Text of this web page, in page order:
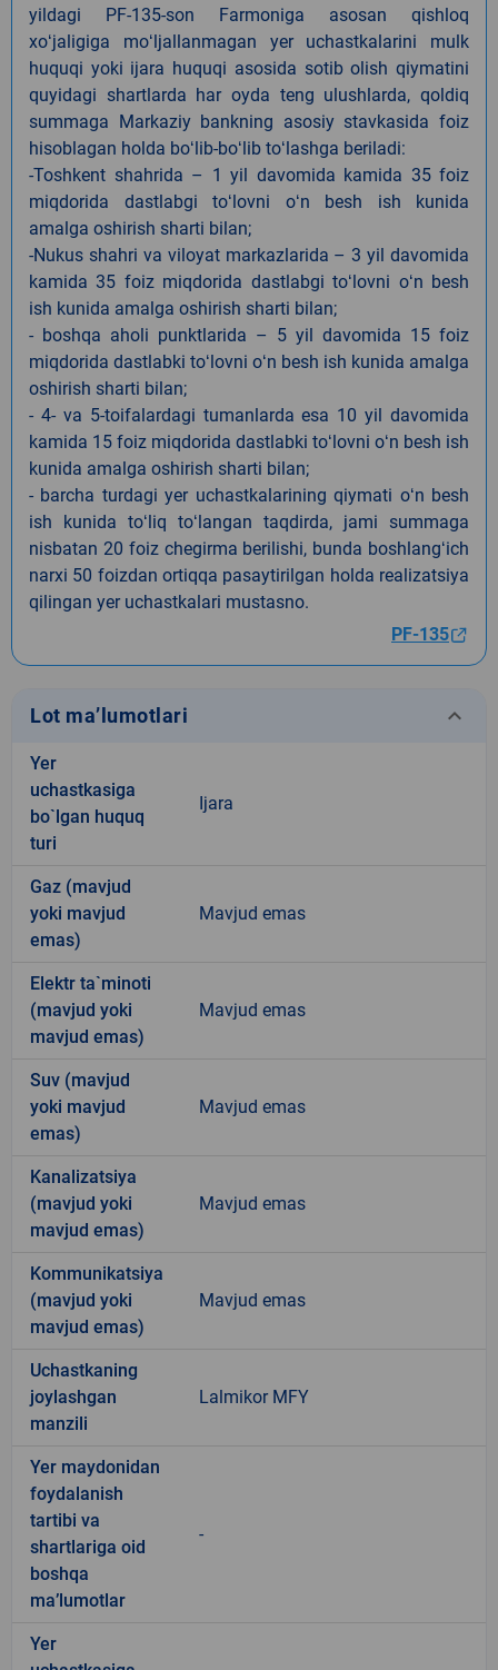
yildagi PF-135-son Farmoniga asosan qishloq
xoʻjaligiga moʻljallanmagan yer uchastkalarini mulk
huquqi yoki ijara huquqi asosida sotib olish qiymatini
quyidagi shartlarda har oyda teng ulushlarda, qoldiq
summaga Markaziy bankning asosiy stavkasida foiz
hisoblagan holda boʻlib-boʻlib toʻlashga beriladi:
-Toshkent shahrida – 1 yil davomida kamida 35 foiz
miqdorida dastlabgi toʻlovni oʻn besh ish kunida
amalga oshirish sharti bilan;
-Nukus shahri va viloyat markazlarida – 3 yil davomida
kamida 35 foiz miqdorida dastlabgi toʻlovni oʻn besh
ish kunida amalga oshirish sharti bilan;
- boshqa aholi punktlarida – 5 yil davomida 15 foiz
miqdorida dastlabki toʻlovni oʻn besh ish kunida amalga
oshirish sharti bilan;
- 4- va 5-toifalardagi tumanlarda esa 10 yil davomida
kamida 15 foiz miqdorida dastlabki toʻlovni oʻn besh ish
kunida amalga oshirish sharti bilan;
- barcha turdagi yer uchastkalarining qiymati oʻn besh
ish kunida toʻliq toʻlangan taqdirda, jami summaga
nisbatan 20 foiz chegirma berilishi, bunda boshlangʻich
narxi 50 foizdan ortiqqa pasaytirilgan holda realizatsiya
qilingan yer uchastkalari mustasno.
PF-135
Lot ma’lumotlari keyboard_arrow_down
Yer
uchastkasiga
bo`lgan huquq
turi
Ijara
Gaz (mavjud
yoki mavjud
emas)
Mavjud emas
Elektr ta`minoti
(mavjud yoki
mavjud emas)
Mavjud emas
Suv (mavjud
yoki mavjud
emas)
Mavjud emas
Kanalizatsiya
(mavjud yoki
mavjud emas)
Mavjud emas
Kommunikatsiya
(mavjud yoki
mavjud emas)
Mavjud emas
Uchastkaning
joylashgan
manzili
Lalmikor MFY
Yer maydonidan
foydalanish
tartibi va
shartlariga oid
boshqa
ma’lumotlar
-
Yer